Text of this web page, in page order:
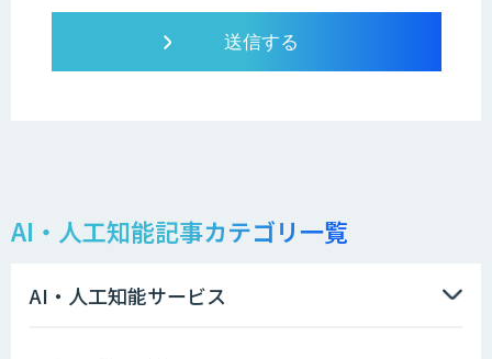
AI・人工知能記事カテゴリ一覧
AI・人工知能サービス